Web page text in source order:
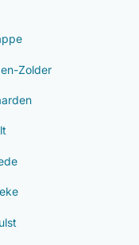
Zolder